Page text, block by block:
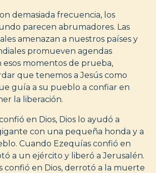
demasiada frecuencia, los
parecen abrumadores. Las
amenazan a nuestros países y
promueven agendas
esos momentos de prueba,
que tenemos a Jesús como
guía a su pueblo a confiar en
la liberación.
en Dios, Dios lo ayudó a
con una pequeña honda y a
Cuando Ezequías confió en
a un ejército y liberó a Jerusalén.
confió en Dios, derrotó a la muerte